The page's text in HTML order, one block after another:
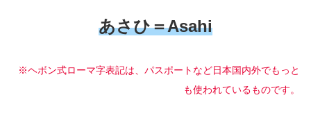
あさひ＝Asahi
※ヘボン式ローマ字表記は、パスポートなど日本国内外でもっと
も使われているものです。